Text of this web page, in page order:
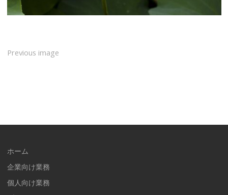
Previous image
ホーム
企業向け業務
個人向け業務